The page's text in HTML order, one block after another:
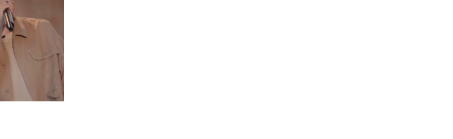
คลาสกัน